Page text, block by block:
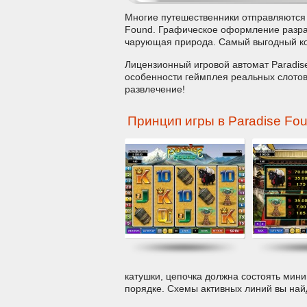
Многие путешественники
Found. Графическое оформление
чарующая природа. Самый выгодный
Лицензионный игровой автомат
особенности геймплея реальных
развлечение!
Принцип игры в Paradise
катушки, цепочка должна состоять
порядке. Схемы активных линий вы